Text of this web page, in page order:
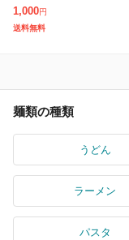
こつラーメン ご当地 送
料無料 福岡 屋台 豚骨
1,000円
送料無料
麺類の種類
うどん
ラーメン
パスタ